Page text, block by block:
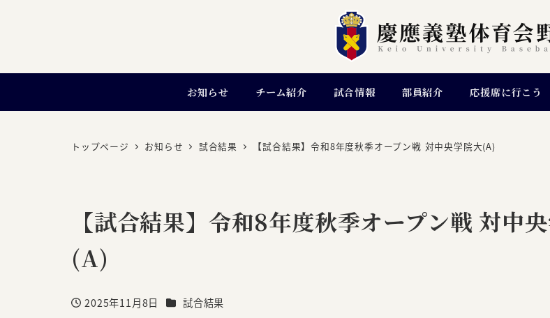
お知らせ チーム紹介 試合情報 部員紹介 応援席に行こう
トップページ お知らせ 試合結果 【試合結果】令和8年度秋季オープン戦 対中央学院大(A)
【試合結果】令和8年度秋季オープン戦 対中
(A)
投稿日
2025年11月8日 カテゴリー
試合結果